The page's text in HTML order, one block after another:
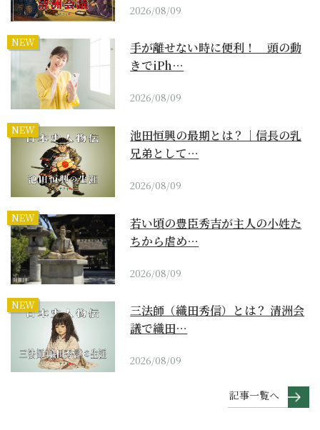
2026/08/09
NEW
手が離せない時に便利！ 頭の動
きでiPh…
2026/08/09
NEW
池田恒興の最期とは？｜信長の乳
兄弟として…
2026/08/09
NEW
若い頃の豊臣秀吉が主人の小姓た
ちから虐め…
2026/08/09
NEW
三法師（織田秀信）とは？ 清洲会
議で織田…
2026/08/09
記事一覧へ